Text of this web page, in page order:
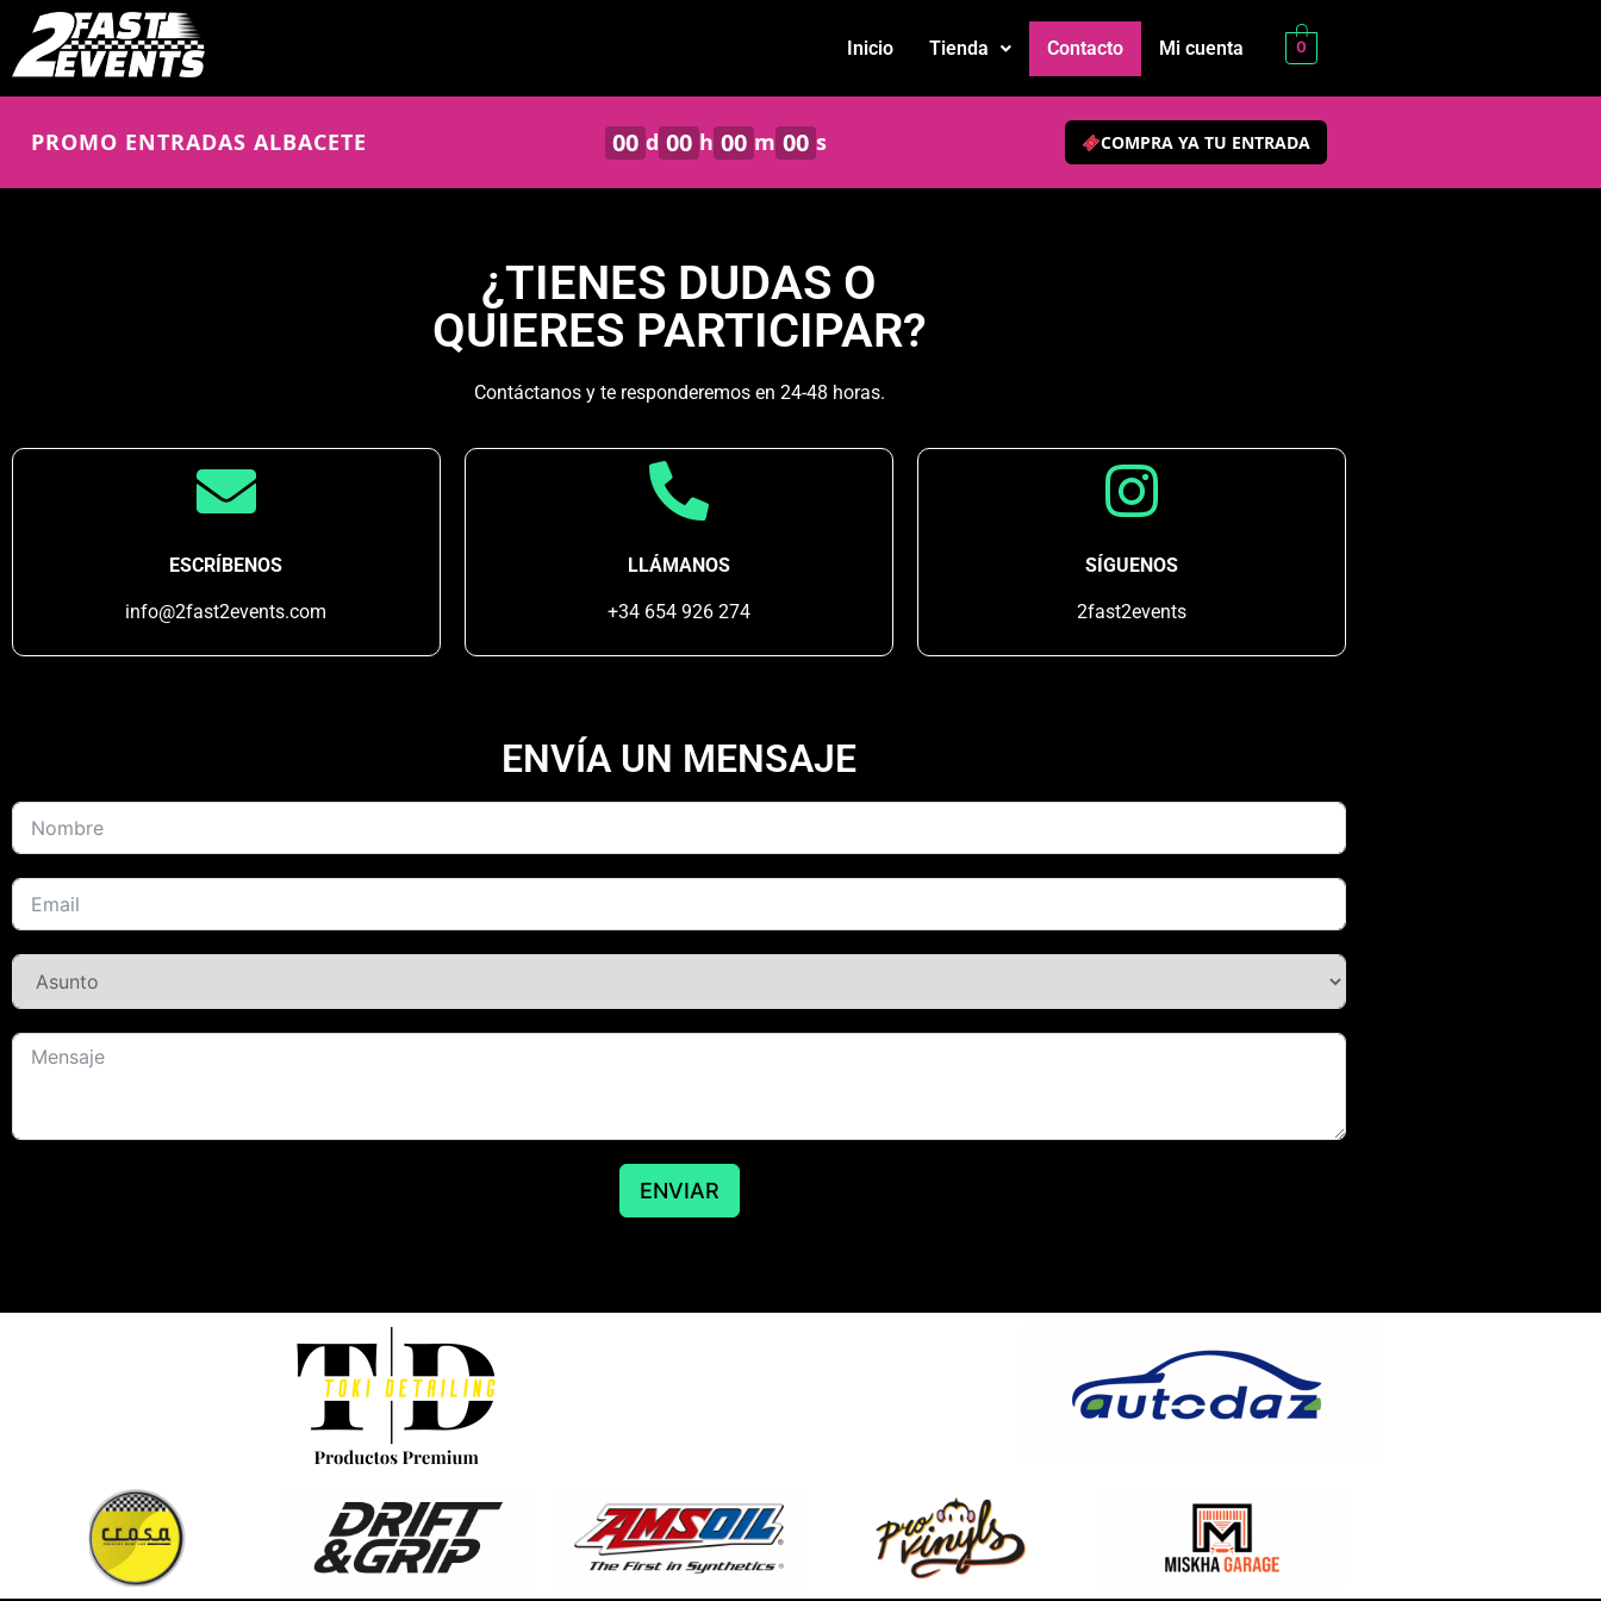
Inicio Tienda Contacto Mi cuenta 0
PROMO ENTRADAS ALBACETE 00 d 00 h 00 m 00 s COMPRA YA TU ENTRADA
¿TIENES DUDAS O
QUIERES PARTICIPAR?
Contáctanos y te responderemos en 24-48 horas.
ESCRÍBENOS
info@2fast2events.com
LLÁMANOS
+34 654 926 274
SÍGUENOS
2fast2events
ENVÍA UN MENSAJE
ENVIAR